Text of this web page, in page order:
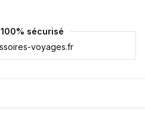
sécurisé